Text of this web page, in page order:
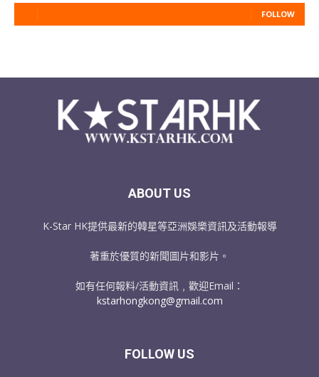
FOLLOW
ABOUT US
K-Star HK提供最新的韓星等亞洲娛樂資訊及活動報導
著重於優質的新聞圖片和影片。
如有任何報料/活動資訊﹐歡迎Email：
kstarhongkong@gmail.com
FOLLOW US